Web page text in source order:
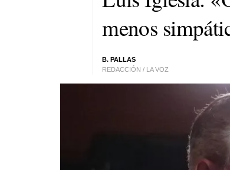
menos
B. PALLAS
REDACCIÓN / LA VOZ